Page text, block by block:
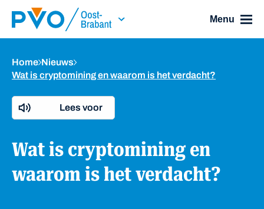
Skip Navigation or Skip to Content
Menu
Home
Nieuws
Wat is cryptomining en waarom is het verdacht?
Lees voor
Wat is cryptomining en
waarom is het verdacht?